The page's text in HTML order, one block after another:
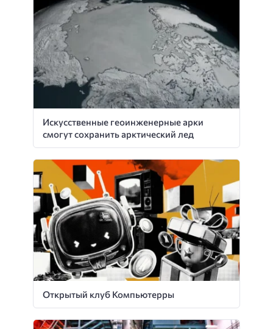
Искусственные геоинженерные арки
смогут сохранить арктический лед
Открытый клуб Компьютерры